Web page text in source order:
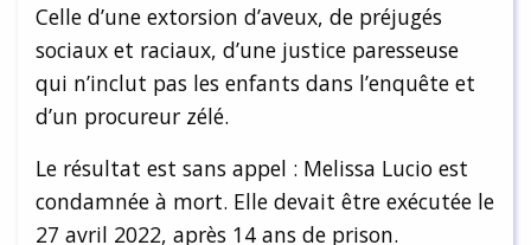
Celle d’une extorsion d’aveux, de préjugés
sociaux et raciaux, d’une justice paresseuse
qui n’inclut pas les enfants dans l’enquête et
d’un procureur zélé.
Le résultat est sans appel : Melissa Lucio est
condamnée à mort. Elle devait être exécutée le
27 avril 2022, après 14 ans de prison.